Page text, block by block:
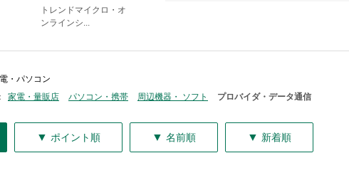
トレンドマイクロ・オ
ンラインシ...
・パソコン
： 家電・量販店 パソコン・携帯 周辺機器・ ソフト プロバイダ・データ通信
▼ ポイント順 ▼ 名前順 ▼ 新着順